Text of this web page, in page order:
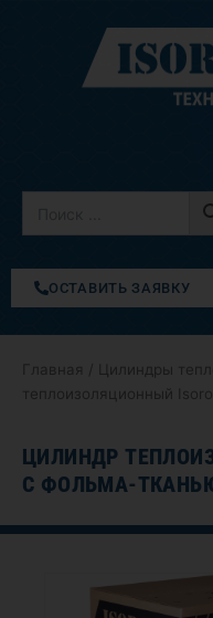
содержимому
ОСТАВИТЬ ЗАЯВКУ
Главная Цилиндры
теплоизоляционный
ЦИЛИНДР
С ФОЛЬМА-